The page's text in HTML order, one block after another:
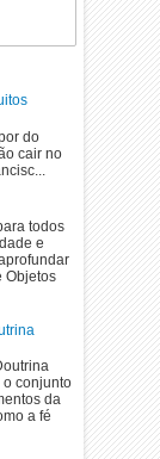
do
cair no
todos
e
Objetos
o conjunto
da
a fé